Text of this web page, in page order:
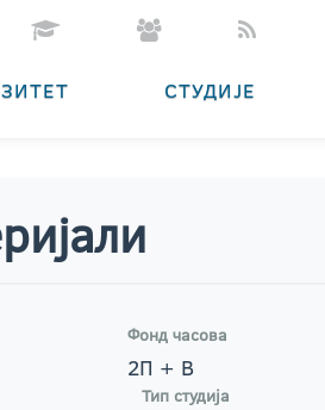
СТУДИЈЕ
Фонд часова
2П + В
Тип студија